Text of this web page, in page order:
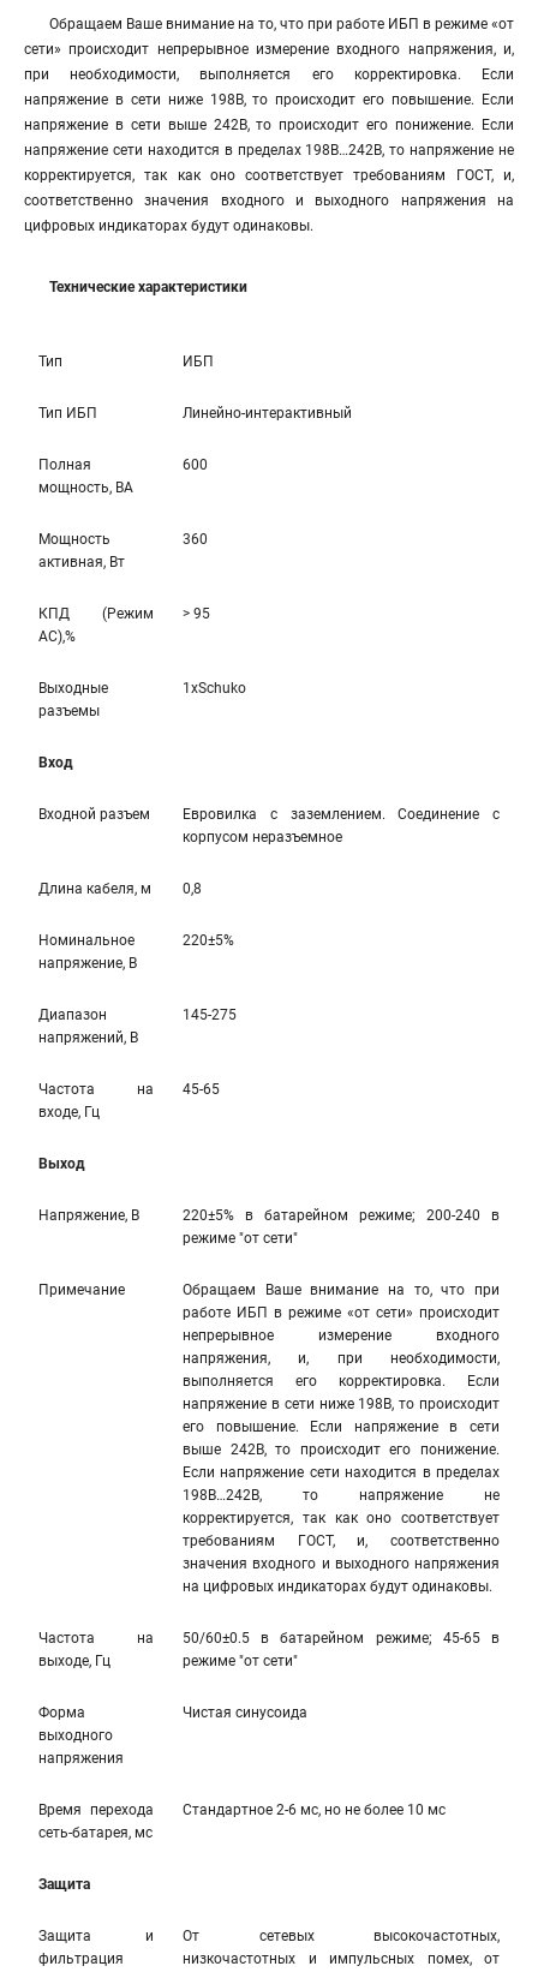
Обращаем Ваше внимание на то, что при работе ИБП в режиме «от
сети» происходит непрерывное измерение входного напряжения, и,
при необходимости, выполняется его корректировка. Если
напряжение в сети ниже 198В, то происходит его повышение. Если
напряжение в сети выше 242В, то происходит его понижение. Если
напряжение сети находится в пределах 198В…242В, то напряжение не
корректируется, так как оно соответствует требованиям ГОСТ, и,
соответственно значения входного и выходного напряжения на
цифровых индикаторах будут одинаковы.
Технические характеристики
Тип ИБП
Тип ИБП Линейно-интерaктивный
Полная
мощность, ВА
600
Мощность
активная, Вт
360
КПД (Режим
AC),%
> 95
Выходные
разъемы
1xSchuko
Вход
Входной разъем
Евровилка с заземлением. Соединение с
корпусом неразъемное
Длина кабеля, м 0,8
Номинальное
напряжение, В
220±5%
Диапазон
напряжений, В
145-275
Частота на
входе, Гц
45-65
Выход
Напряжение, В
220±5% в батарейном режиме; 200-240 в
режиме "от сети"
Примечание
Обращаем Ваше внимание на то, что при
работе ИБП в режиме «от сети» происходит
непрерывное измерение входного
напряжения, и, при необходимости,
выполняется его корректировка. Если
напряжение в сети ниже 198В, то происходит
его повышение. Если напряжение в сети
выше 242В, то происходит его понижение.
Если напряжение сети находится в пределах
198В…242В, то напряжение не
корректируется, так как оно соответствует
требованиям ГОСТ, и, соответственно
значения входного и выходного напряжения
на цифровых индикаторах будут одинаковы.
Частота на
выходе, Гц
50/60±0.5 в батарейном режиме; 45-65 в
режиме "от сети"
Форма
выходного
напряжения
Чистая синусоида
Время перехода
сеть-батарея, мс
Стандартное 2-6 мс, но не более 10 мс
Защита
Защита и
фильтрация
От сетевых высокочастотных,
низкочастотных и импульсных помех, от